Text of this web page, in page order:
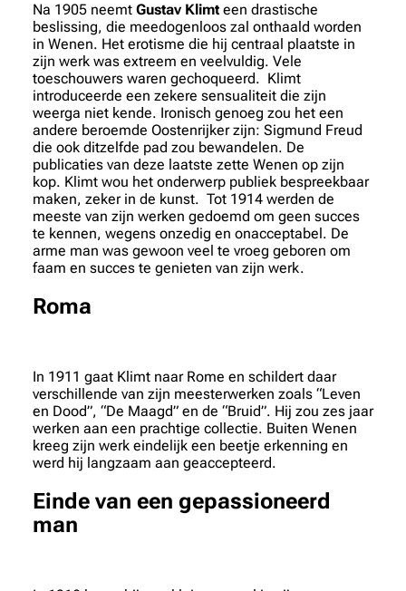
Na 1905 neemt Gustav Klimt een drastische
beslissing, die meedogenloos zal onthaald worden
in Wenen. Het erotisme die hij centraal plaatste in
zijn werk was extreem en veelvuldig. Vele
toeschouwers waren gechoqueerd. Klimt
introduceerde een zekere sensualiteit die zijn
weerga niet kende. Ironisch genoeg zou het een
andere beroemde Oostenrijker zijn: Sigmund Freud
die ook ditzelfde pad zou bewandelen. De
publicaties van deze laatste zette Wenen op zijn
kop. Klimt wou het onderwerp publiek bespreekbaar
maken, zeker in de kunst. Tot 1914 werden de
meeste van zijn werken gedoemd om geen succes
te kennen, wegens onzedig en onacceptabel. De
arme man was gewoon veel te vroeg geboren om
faam en succes te genieten van zijn werk.
Roma
In 1911 gaat Klimt naar Rome en schildert daar
verschillende van zijn meesterwerken zoals “Leven
en Dood”, “De Maagd” en de “Bruid”. Hij zou zes jaar
werken aan een prachtige collectie. Buiten Wenen
kreeg zijn werk eindelijk een beetje erkenning en
werd hij langzaam aan geaccepteerd.
Einde van een gepassioneerd
man